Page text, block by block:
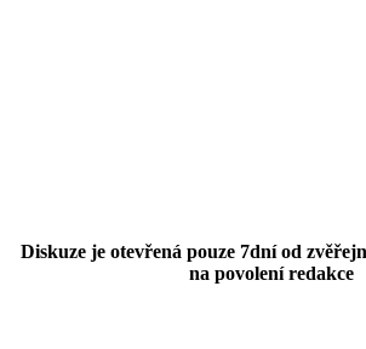
Diskuze je otevřená pouze 7dní od
na povolení redakce